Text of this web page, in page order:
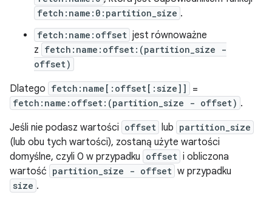
fetch:name:0:partition_size .
fetch:name:offset jest równoważne
z fetch:name:offset:(partition_size -
offset)
Dlatego fetch:name[:offset[:size]] =
fetch:name:offset:(partition_size - offset) .
Jeśli nie podasz wartości offset lub partition_size
(lub obu tych wartości), zostaną użyte wartości
domyślne, czyli 0 w przypadku offset i obliczona
wartość partition_size - offset w przypadku
size .